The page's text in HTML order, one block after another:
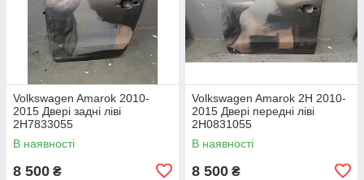
Volkswagen Amarok 2010-
2015 Двері задні ліві
2H7833055
В наявності
8 500 ₴
Volkswagen Amarok 2H 2010-
2015 Двері передні ліві
2H0831055
В наявності
8 500 ₴